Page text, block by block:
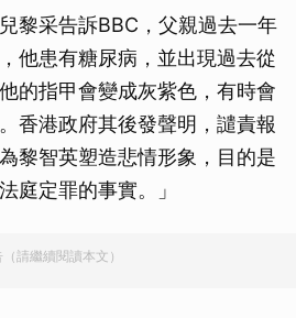
黎采告訴BBC，父親過去一年
他患有糖尿病，並出現過去從
的指甲會變成灰紫色，有時會
香港政府其後發聲明，譴責報
黎智英塑造悲情形象，目的是
庭定罪的事實。」
請繼續閱讀本文）